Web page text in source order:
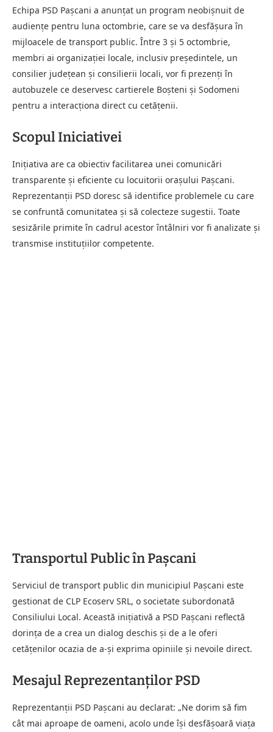
Echipa PSD Pașcani a anunțat un program neobișnuit de
audiențe pentru luna octombrie, care se va desfășura în
mijloacele de transport public. Între 3 și 5 octombrie,
membri ai organizației locale, inclusiv președintele, un
consilier județean și consilierii locali, vor fi prezenți în
autobuzele ce deservesc cartierele Boșteni și Sodomeni
pentru a interacționa direct cu cetățenii.
Scopul Iniciativei
Inițiativa are ca obiectiv facilitarea unei comunicări
transparente și eficiente cu locuitorii orașului Pașcani.
Reprezentanții PSD doresc să identifice problemele cu care
se confruntă comunitatea și să colecteze sugestii. Toate
sesizările primite în cadrul acestor întâlniri vor fi analizate și
transmise instituțiilor competente.
Transportul Public în Pașcani
Serviciul de transport public din municipiul Pașcani este
gestionat de CLP Ecoserv SRL, o societate subordonată
Consiliului Local. Această inițiativă a PSD Pașcani reflectă
dorința de a crea un dialog deschis și de a le oferi
cetățenilor ocazia de a-și exprima opiniile și nevoile direct.
Mesajul Reprezentanților PSD
Reprezentanții PSD Pașcani au declarat: „Ne dorim să fim
cât mai aproape de oameni, acolo unde își desfășoară viața